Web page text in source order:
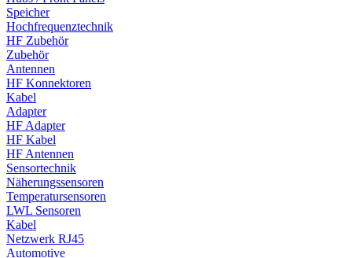
Speicher
Hochfrequenztechnik
HF Zubehör
Zubehör
Antennen
HF Konnektoren
Kabel
Adapter
HF Adapter
HF Kabel
HF Antennen
Sensortechnik
Näherungssensoren
Temperatursensoren
LWL Sensoren
Kabel
Netzwerk RJ45
Automotive